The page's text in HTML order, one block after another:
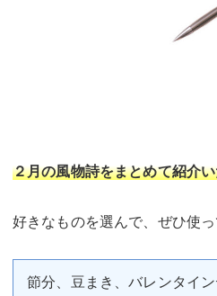
２月の風物詩をまとめて紹介
好きなものを選んで、ぜひ使っ
節分、豆まき、バレンタイ